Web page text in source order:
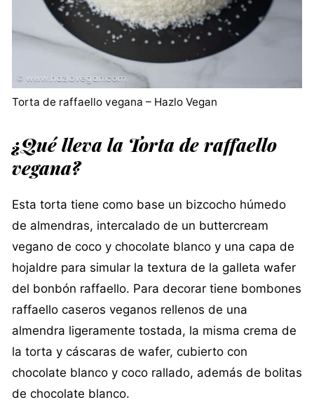
Torta de raffaello vegana – Hazlo Vegan
¿Qué lleva la Torta de raffaello
vegana?
Esta torta tiene como base un bizcocho húmedo
de almendras, intercalado de un buttercream
vegano de coco y chocolate blanco y una capa de
hojaldre para simular la textura de la galleta wafer
del bonbón raffaello. Para decorar tiene bombones
raffaello caseros veganos rellenos de una
almendra ligeramente tostada, la misma crema de
la torta y cáscaras de wafer, cubierto con
chocolate blanco y coco rallado, además de bolitas
de chocolate blanco.